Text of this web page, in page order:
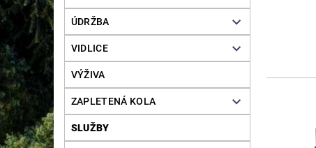
ÚDRŽBA
VIDLICE
VÝŽIVA
ZAPLETENÁ KOLA
SLUŽBY